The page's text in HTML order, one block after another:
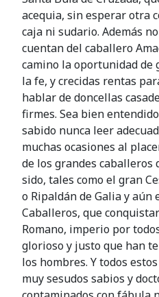
acequia, sin esperar otra
caja ni sudario. Además
cuentan del caballero
camino la oportunidad de
la fe, y crecidas rentas
hablar de doncellas
firmes. Sea bien
sabido nunca leer
muchas ocasiones al
de los grandes caballeros
sido, tales como el gran
o Ripaldán de Galia y aún
Caballeros, que
Romano, imperio por
glorioso y justo que han
los hombres. Y todos
muy sesudos sabios y